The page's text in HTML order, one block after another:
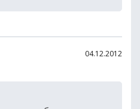
04.12.2012